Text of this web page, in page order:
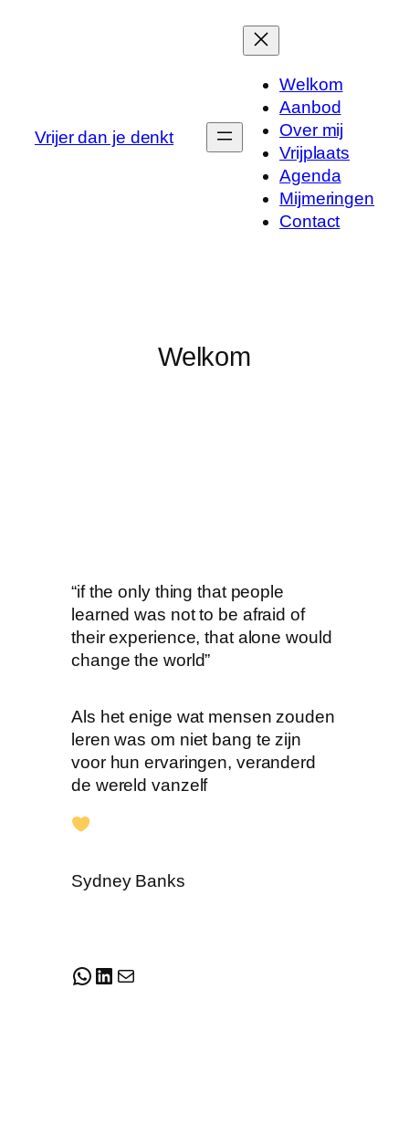
Vrijer dan je denkt
Welkom
Aanbod
Over mij
Vrijplaats
Agenda
Mijmeringen
Contact
Welkom
“if the only thing that people
learned was not to be afraid of
their experience, that alone would
change the world”
Als het enige wat mensen zouden
leren was om niet bang te zijn
voor hun ervaringen, veranderd
de wereld vanzelf
Sydney Banks
WhatsApp LinkedIn E-mail